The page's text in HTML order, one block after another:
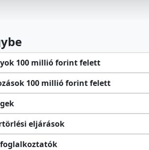
100 millió forint felett
100 millió forint felett
eljárások